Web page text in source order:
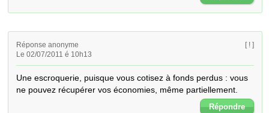
Réponse anonyme
Le 02/07/2011 é 10h13
[ ! ]
Une escroquerie, puisque vous cotisez à fonds perdus : vous
ne pouvez récupérer vos économies, même partiellement.
Répondre